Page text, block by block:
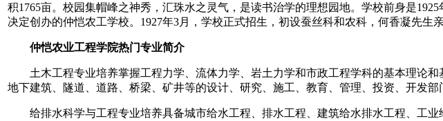
积1765亩。校园集帽峰之神秀，汇珠水之灵气，是读书治学的理想园地。学校前身是
决定创办的仲恺农工学校。1927年3月，学校正式招生，初设蚕丝科和农科，何香凝先生亲
仲恺农业工程学院热门专业简介
土木工程专业培养掌握工程力学、流体力学、岩土力学和市政工程学科的基本理论
地下建筑、隧道、道路、桥梁、矿井等的设计、研究、施工、教育、管理、投资、开发部
给排水科学与工程专业培养具备城市给水工程、排水工程、建筑给水排水工程、工